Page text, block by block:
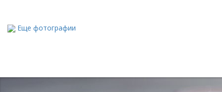
Еще фотографии